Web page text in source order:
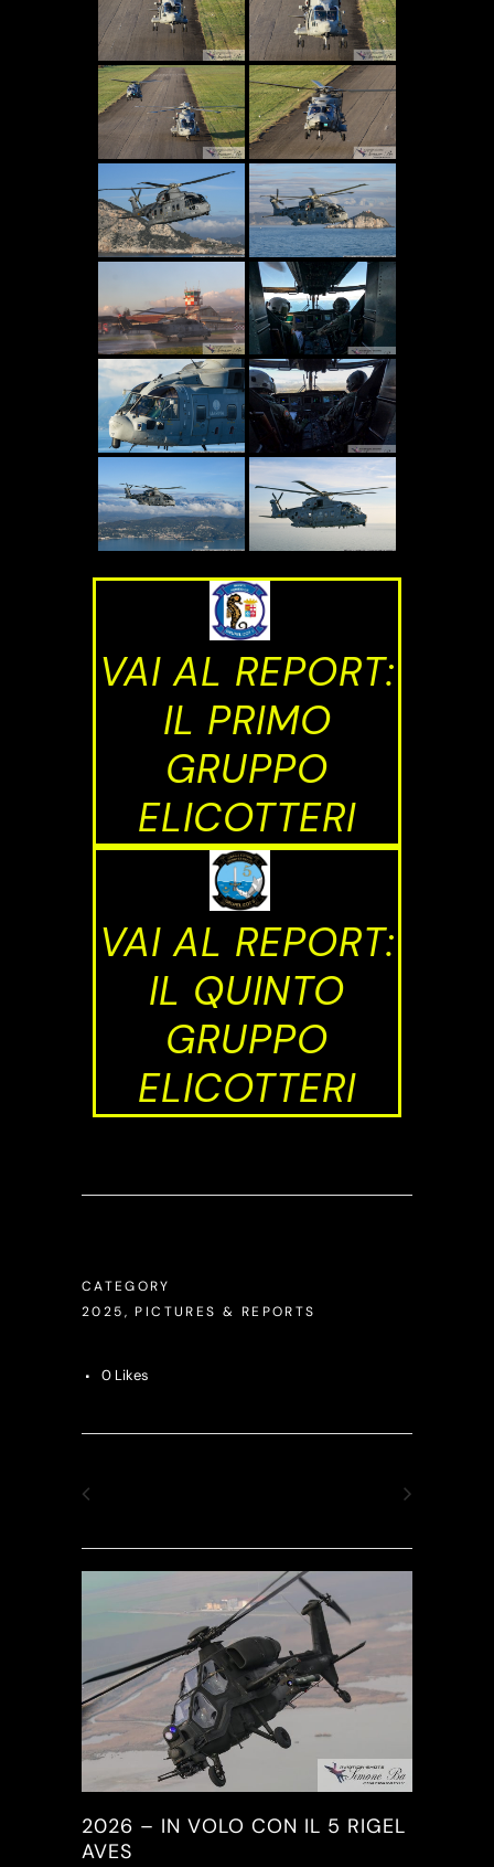
VAI AL REPORT:
IL PRIMO
GRUPPO
ELICOTTERI
VAI AL REPORT:
IL QUINTO
GRUPPO
ELICOTTERI
CATEGORY
2025, PICTURES & REPORTS
0 Likes
2026 – IN VOLO CON IL 5 RIGEL
AVES